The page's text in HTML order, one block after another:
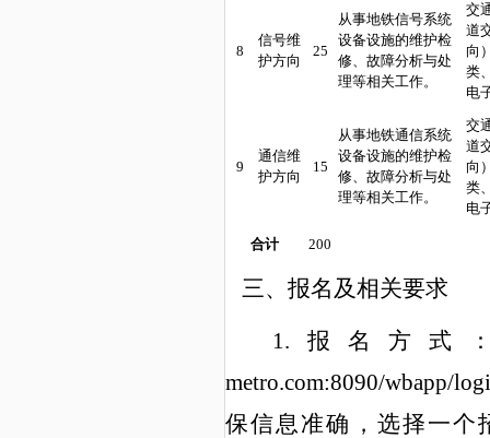
8
信号维
护方向
25
从事地铁信号系统
设备设施的维护检
修、故障分析与处
理等相关工作。
交
道
向
类
电
9
通信维
护方向
15
从事地铁通信系统
设备设施的维护检
修、故障分析与处
理等相关工作。
交
道
向
类
电
合计 200
三、报名及相关要求
1.报名方式：
metro.com:8090/wbapp/
保信息准确，选择一个